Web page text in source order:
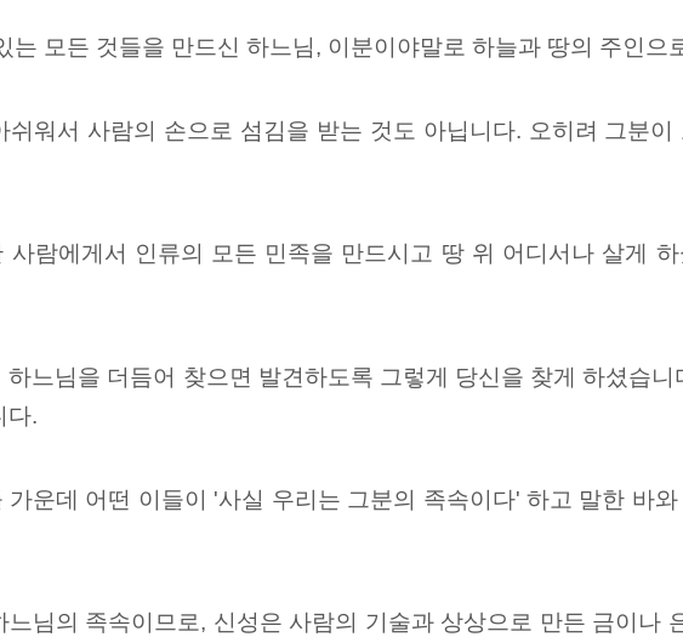
는 모든 것들을 만드신 하느님, 이분이야말로 하늘과 땅의 주인으
쉬워서 사람의 손으로 섬김을 받는 것도 아닙니다. 오히려 그분
사람에게서 인류의 모든 민족을 만드시고 땅 위 어디서나 살게
하느님을 더듬어 찾으면 발견하도록 그렇게 당신을 찾게 하셨습
다.
가운데 어떤 이들이 '사실 우리는 그분의 족속이다' 하고 말한 바
느님의 족속이므로, 신성은 사람의 기술과 상상으로 만든 금이나